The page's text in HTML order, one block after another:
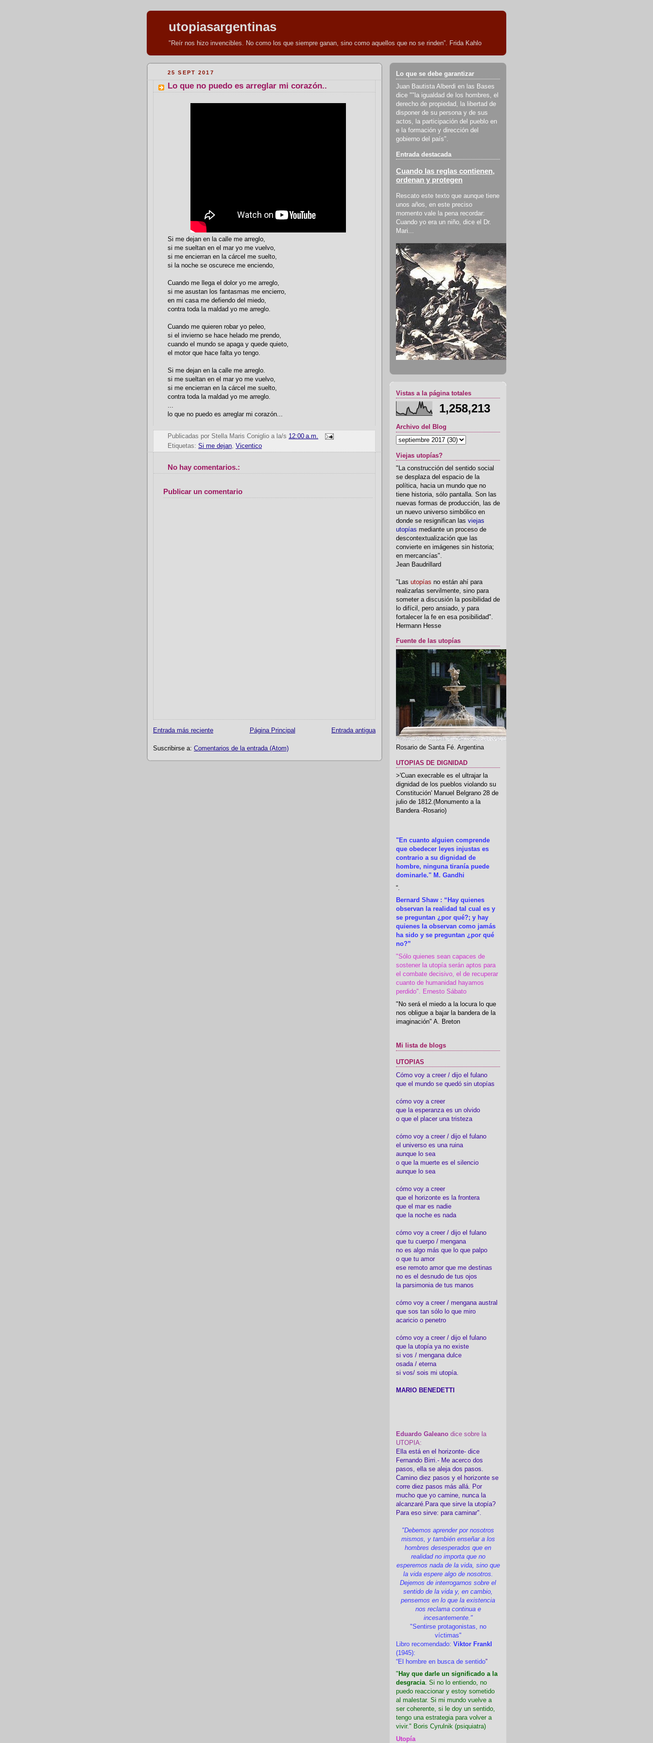
utopiasargentinas
"Reír nos hizo invencibles. No como los que siempre ganan, sino como aquellos que no se rinden”. Frida Kahlo
25 SEPT 2017
Lo que no puedo es arreglar mi corazón..
Si me dejan en la calle me arreglo,
si me sueltan en el mar yo me vuelvo,
si me encierran en la cárcel me suelto,
si la noche se oscurece me enciendo,
Cuando me llega el dolor yo me arreglo,
si me asustan los fantasmas me encierro,
en mi casa me defiendo del miedo,
contra toda la maldad yo me arreglo.
Cuando me quieren robar yo peleo,
si el invierno se hace helado me prendo,
cuando el mundo se apaga y quede quieto,
el motor que hace falta yo tengo.
Si me dejan en la calle me arreglo.
si me sueltan en el mar yo me vuelvo,
si me encierran en la cárcel me suelto,
contra toda la maldad yo me arreglo.
...
lo que no puedo es arreglar mi corazón...
Publicadas por Stella Maris Coniglio a la/s 12:00 a.m.
Etiquetas: Si me dejan, Vicentico
No hay comentarios.:
Publicar un comentario
Entrada más reciente Entrada antigua
Página Principal
Suscribirse a: Comentarios de la entrada (Atom)
Lo que se debe garantizar
Juan Bautista Alberdi en las Bases
dice ""la igualdad de los hombres, el
derecho de propiedad, la libertad de
disponer de su persona y de sus
actos, la participación del pueblo en
e la formación y dirección del
gobierno del país".
Entrada destacada
Cuando las reglas contienen,
ordenan y protegen
Rescato este texto que aunque tiene
unos años, en este preciso
momento vale la pena recordar:
Cuando yo era un niño, dice el Dr.
Mari...
Vistas a la página totales
1,258,213
Archivo del Blog
Viejas utopías?
"La construcción del sentido social
se desplaza del espacio de la
política, hacia un mundo que no
tiene historia, sólo pantalla. Son las
nuevas formas de producción, las de
un nuevo universo simbólico en
donde se resignifican las viejas
utopías mediante un proceso de
descontextualización que las
convierte en imágenes sin historia;
en mercancías".
Jean Baudrillard
"Las utopías no están ahí para
realizarlas servilmente, sino para
someter a discusión la posibilidad de
lo difícil, pero ansiado, y para
fortalecer la fe en esa posibilidad".
Hermann Hesse
Fuente de las utopías
Rosario de Santa Fé. Argentina
UTOPIAS DE DIGNIDAD
>'Cuan execrable es el ultrajar la
dignidad de los pueblos violando su
Constitución' Manuel Belgrano 28 de
julio de 1812.(Monumento a la
Bandera -Rosario)
"En cuanto alguien comprende
que obedecer leyes injustas es
contrario a su dignidad de
hombre, ninguna tiranía puede
dominarle." M. Gandhi
“.
Bernard Shaw : “Hay quienes
observan la realidad tal cual es y
se preguntan ¿por qué?; y hay
quienes la observan como jamás
ha sido y se preguntan ¿por qué
no?”
"Sólo quienes sean capaces de
sostener la utopía serán aptos para
el combate decisivo, el de recuperar
cuanto de humanidad hayamos
perdido". Ernesto Sábato
"No será el miedo a la locura lo que
nos obligue a bajar la bandera de la
imaginación" A. Breton
Mi lista de blogs
UTOPIAS
Cómo voy a creer / dijo el fulano
que el mundo se quedó sin utopías
cómo voy a creer
que la esperanza es un olvido
o que el placer una tristeza
cómo voy a creer / dijo el fulano
el universo es una ruina
aunque lo sea
o que la muerte es el silencio
aunque lo sea
cómo voy a creer
que el horizonte es la frontera
que el mar es nadie
que la noche es nada
cómo voy a creer / dijo el fulano
que tu cuerpo / mengana
no es algo más que lo que palpo
o que tu amor
ese remoto amor que me destinas
no es el desnudo de tus ojos
la parsimonia de tus manos
cómo voy a creer / mengana austral
que sos tan sólo lo que miro
acaricio o penetro
cómo voy a creer / dijo el fulano
que la utopía ya no existe
si vos / mengana dulce
osada / eterna
si vos/ sois mi utopía.
MARIO BENEDETTI
Eduardo Galeano dice sobre la
UTOPIA:
Ella está en el horizonte- dice
Fernando Birri.- Me acerco dos
pasos, ella se aleja dos pasos.
Camino diez pasos y el horizonte se
corre diez pasos más allá. Por
mucho que yo camine, nunca la
alcanzaré.Para que sirve la utopía?
Para eso sirve: para caminar".
"Debemos aprender por nosotros
mismos, y también enseñar a los
hombres desesperados que en
realidad no importa que no
esperemos nada de la vida, sino que
la vida espere algo de nosotros.
Dejemos de interrogarnos sobre el
sentido de la vida y, en cambio,
pensemos en lo que la existencia
nos reclama continua e
incesantemente."
"Sentirse protagonistas, no
víctimas"
Libro recomendado: Viktor Frankl
(1945):
“El hombre en busca de sentido”
" Hay que darle un significado a la
desgracia. Si no lo entiendo, no
puedo reaccionar y estoy sometido
al malestar. Si mi mundo vuelve a
ser coherente, si le doy un sentido,
tengo una estrategia para volver a
vivir." Boris Cyrulnik (psiquiatra)
Utopía